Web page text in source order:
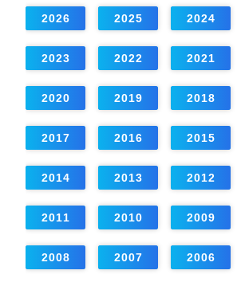
2026 2025 2024
2023 2022 2021
2020 2019 2018
2017 2016 2015
2014 2013 2012
2011 2010 2009
2008 2007 2006